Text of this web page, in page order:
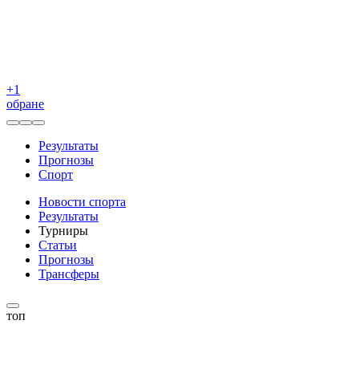
+1
обране
Результаты
Прогнозы
Спорт
Новости спорта
Результаты
Турниры
Статьи
Прогнозы
Трансферы
топ